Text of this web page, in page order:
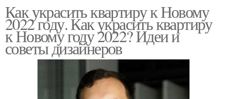
Как украсить квартиру к Новому
2022 году. Как украсить квартиру
к Новому году 2022? Идеи и
советы дизайнеров